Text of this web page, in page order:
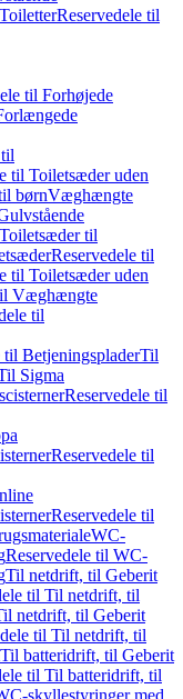
ToiletterReservedele til
til Forhøjede
til Toiletsæder uden
børnVæghængte
Toiletsæder til
Reservedele til
til Toiletsæder uden
Væghængte
til
til BetjeningspladerTil
Sigma
Reservedele til
Reservedele til
Reservedele til
WC-
Reservedele til WC-
Til netdrift, til Geberit
til Til netdrift, til
netdrift, til Geberit
til Til netdrift, til
Til batteridrift, til Geberit
til Til batteridrift, til
skyllestyringer med